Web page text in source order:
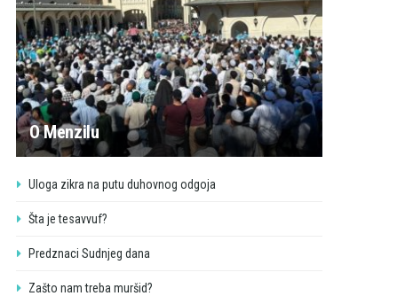
O Menzilu
Uloga zikra na putu duhovnog odgoja
Šta je tesavvuf?
Predznaci Sudnjeg dana
Zašto nam treba muršid?